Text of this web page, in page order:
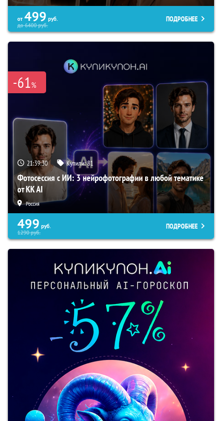
от 499 руб.
до6400руб.
ПОДРОБНЕЕ
-61%
21:39:29 Купили:81
Фотосессия с ИИ: 3 нейрофотографии в любой тематике
от KK AI
Россия
499 руб.
1290руб.
ПОДРОБНЕЕ